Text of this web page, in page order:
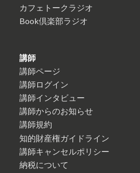
カフェトークラジオ
Book倶楽部ラジオ
講師
講師ページ
講師ログイン
講師インタビュー
講師からのお知らせ
講師規約
知的財産権ガイドライン
講師キャンセルポリシー
納税について